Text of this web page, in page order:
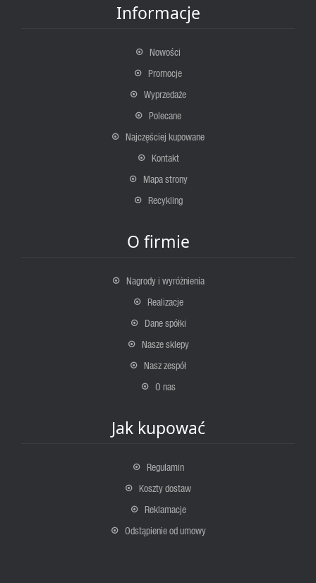
Informacje
Nowości
Promocje
Wyprzedaże
Polecane
Najczęściej kupowane
Kontakt
Mapa strony
Recykling
O firmie
Nagrody i wyróżnienia
Realizacje
Dane spółki
Nasze sklepy
Nasz zespół
O nas
Jak kupować
Regulamin
Koszty dostaw
Reklamacje
Odstąpienie od umowy